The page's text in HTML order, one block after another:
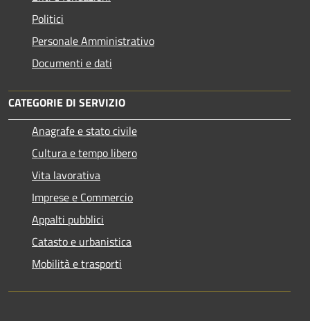
Politici
Personale Amministrativo
Documenti e dati
CATEGORIE DI SERVIZIO
Anagrafe e stato civile
Cultura e tempo libero
Vita lavorativa
Imprese e Commercio
Appalti pubblici
Catasto e urbanistica
Mobilità e trasporti